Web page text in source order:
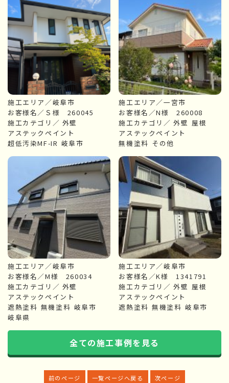
施工エリア／岐阜市
お客様名／Ｓ様 260045
施工カテゴリ／ 外壁
アステックペイント
超低汚染MF-IR 岐阜市
施工エリア／一宮市
お客様名／N様 260008
施工カテゴリ／外壁 屋根
アステックペイント
無機塗料 その他
施工エリア／岐阜市
お客様名／M様 260034
施工カテゴリ／ 外壁
アステックペイント
遮熱塗料 無機塗料 岐阜市
岐阜県
施工エリア／岐阜市
お客様名／K様 1341791
施工カテゴリ／外壁 屋根
アステックペイント
遮熱塗料 無機塗料 岐阜市
全ての施工事例を見る
前のページ 一覧ページへ戻る 次ページ